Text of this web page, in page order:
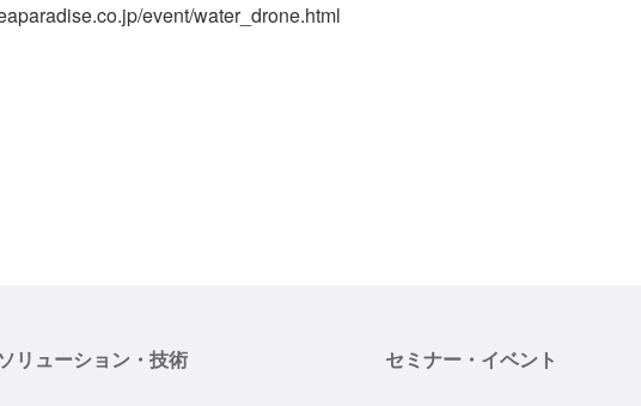
event/water_drone.html
ソリューション・技術 セミナー・イベント